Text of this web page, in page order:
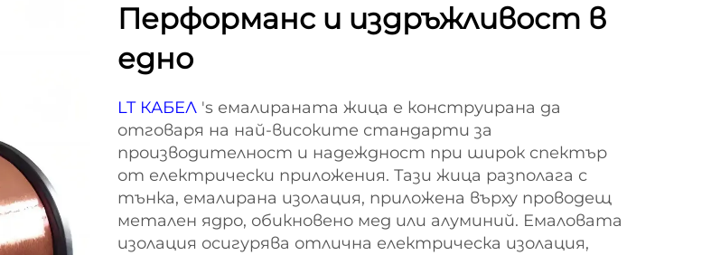
Перформанс и издръжливост в
едно
LT КАБЕЛ 's емалираната жица е конструирана да
отговаря на най-високите стандарти за
производителност и надеждност при широк спектър
от електрически приложения. Тази жица разполага с
тънка, емалирана изолация, приложена върху проводещ
метален ядро, обикновено мед или алуминий. Емаловата
изолация осигурява отлична електрическа изолация,